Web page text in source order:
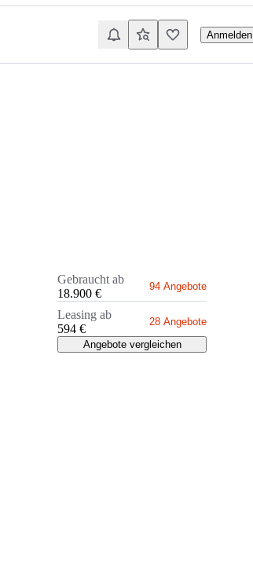
Anmelden
Gebraucht ab
18.900 €
94 Angebote
Leasing ab
594 €
28 Angebote
Angebote vergleichen